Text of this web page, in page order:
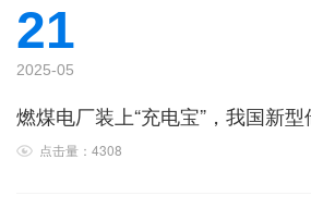
21
2025-05
点击量：4308